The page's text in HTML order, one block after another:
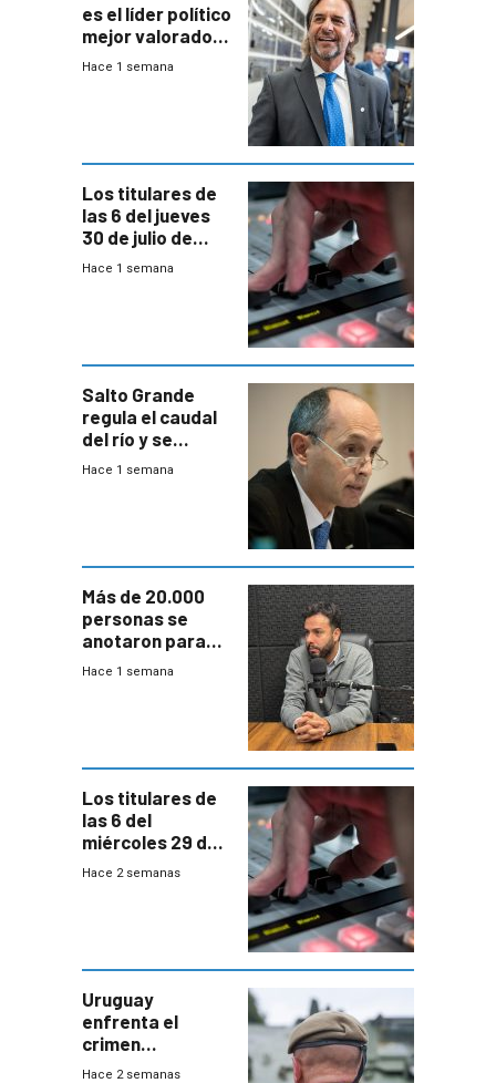
es el líder político
mejor valorado
del país, según
Hace 1 semana
Los titulares de
las 6 del jueves
30 de julio de
2026
Hace 1 semana
Salto Grande
regula el caudal
del río y se
prepara para un
Hace 1 semana
Más de 20.000
personas se
anotaron para
las pruebas
Hace 1 semana
Los titulares de
las 6 del
miércoles 29 de
julio de 2026
Hace 2 semanas
Uruguay
enfrenta el
crimen
organizado con
Hace 2 semanas